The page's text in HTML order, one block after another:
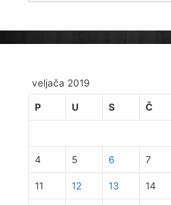
veljača 2019
P U S Č
4 5 6 7
11 12 13 14